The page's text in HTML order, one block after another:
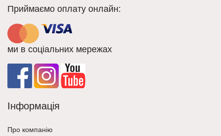
Приймаємо оплату онлайн:
ми в соціальних мережах
Інформація
Про компанію